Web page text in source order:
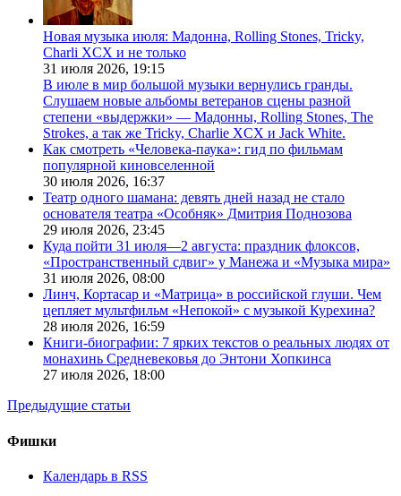
Новая музыка июля: Мадонна, Rolling Stones, Tricky,
Charli XCX и не только
31 июля 2026, 19:15
В июле в мир большой музыки вернулись гранды.
Слушаем новые альбомы ветеранов сцены разной
степени «выдержки» — Мадонны, Rolling Stones, The
Strokes, а так же Tricky, Charlie XCX и Jack White.
Как смотреть «Человека-паука»: гид по фильмам
популярной киновселенной
30 июля 2026, 16:37
Театр одного шамана: девять дней назад не стало
основателя театра «Особняк» Дмитрия Поднозова
29 июля 2026, 23:45
Куда пойти 31 июля—2 августа: праздник флоксов,
«Пространственный сдвиг» у Манежа и «Музыка мира»
31 июля 2026, 08:00
Линч, Кортасар и «Матрица» в российской глуши. Чем
цепляет мультфильм «Непокой» с музыкой Курехина?
28 июля 2026, 16:59
Книги-биографии: 7 ярких текстов о реальных людях от
монахинь Средневековья до Энтони Хопкинса
27 июля 2026, 18:00
Предыдущие статьи
Фишки
Календарь в RSS